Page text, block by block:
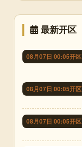
最新开区
08月07日 00:05开区
08月07日 00:05开区
08月07日 00:05开区